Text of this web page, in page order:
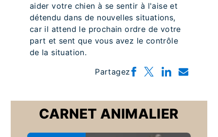
aider votre chien à se sentir à l'aise et
détendu dans de nouvelles situations,
car il attend le prochain ordre de votre
part et sent que vous avez le contrôle
de la situation.
Partagez
CARNET ANIMALIER